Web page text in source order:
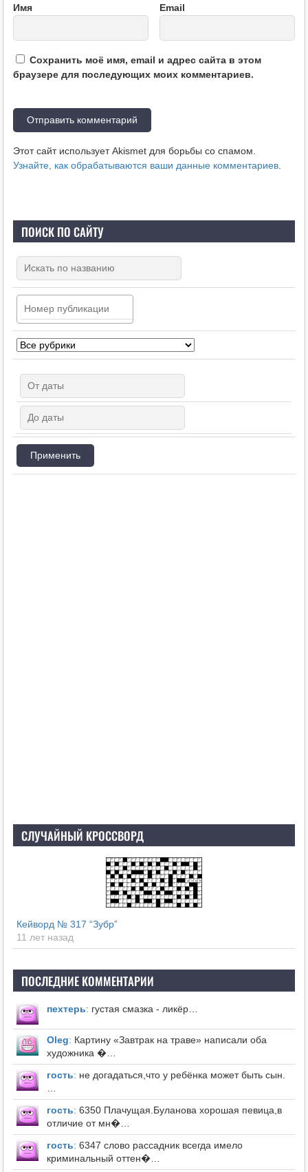
Имя Email
Сохранить моё имя, email и адрес сайта в этом
браузере для последующих моих комментариев.
Этот сайт использует Akismet для борьбы со спамом.
Узнайте, как обрабатываются ваши данные комментариев.
ПОИСК ПО САЙТУ
СЛУЧАЙНЫЙ КРОССВОРД
Кейворд № 317 “Зубр”
11 лет назад
ПОСЛЕДНИЕ КОММЕНТАРИИ
пехтерь: густая смазка - ликёр…
Оleg: Картину «Завтрак на траве» написали оба
художника �…
гость: не догадаться,что у ребёнка может быть сын.
…
гость: 6350 Плачущая.Буланова хорошая певица,в
отличие от мн�…
гость: 6347 слово рассадник всегда имело
криминальный оттен�…